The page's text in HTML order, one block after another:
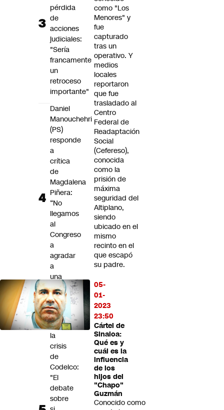
como "Los
Menores" y
fue
capturado
tras un
operativo. Y
medios
locales
reportaron
que fue
trasladado al
Centro
Federal de
Readaptación
Social
(Cefereso),
conocida
como la
prisión de
máxima
seguridad del
Altiplano,
siendo
ubicado en el
mismo
recinto en el
que escapó
su padre.
05-
01-
2023
23:50
Cártel de
Sinaloa:
Qué es y
cuál es la
influencia
de los
hijos del
"Chapo"
Guzmán
Conocido como
pérdida
de
acciones
judiciales:
"Sería
francamente
un
retroceso
importante"
Daniel
Manouchehri
(PS)
responde
a
crítica
de
Magdalena
Piñera:
“No
llegamos
al
Congreso
a
agradar
a
una
élite”
Iván
Arriagada
y
la
crisis
de
Codelco:
"El
debate
sobre